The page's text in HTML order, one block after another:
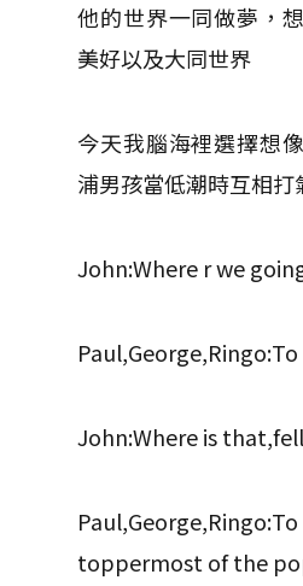
他的世界一同做夢，
美好以及大同世界
今天我腦海裡選擇想
浦男孩當低潮時互相打
John:Where r we
John:Where is
toppermost of the